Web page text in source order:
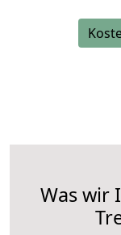
Was wir